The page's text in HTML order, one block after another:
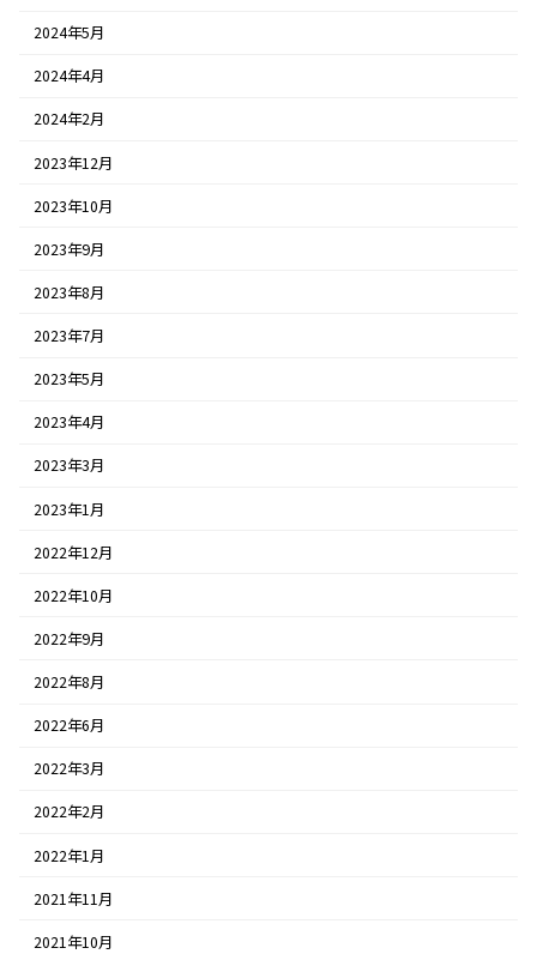
2024年5月
2024年4月
2024年2月
2023年12月
2023年10月
2023年9月
2023年8月
2023年7月
2023年5月
2023年4月
2023年3月
2023年1月
2022年12月
2022年10月
2022年9月
2022年8月
2022年6月
2022年3月
2022年2月
2022年1月
2021年11月
2021年10月